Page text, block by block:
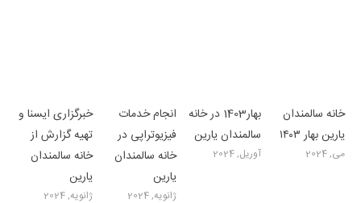
خبرگزاری ایسنا و
تهیه گزارش از
خانه سالمندان
یارین
ژانویه, 2024
انجام خدمات
فیزیوتراپی در
خانه سالمندان
یارین
ژانویه, 2024
بهار1403 در خانه
سالمندان یارین
آوریل, 2024
خانه سالمندان
یارین بهار ۱۴۰۳
می, 2024